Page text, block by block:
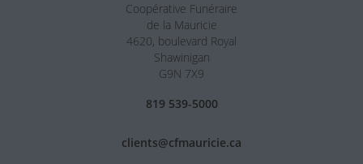
Coopérative Funéraire
de la Mauricie
4620, boulevard Royal
Shawinigan
G9N 7X9
819 539-5000
clients@cfmauricie.ca